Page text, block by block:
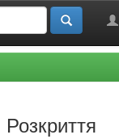
Розкриття